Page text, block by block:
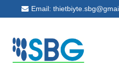
Email: